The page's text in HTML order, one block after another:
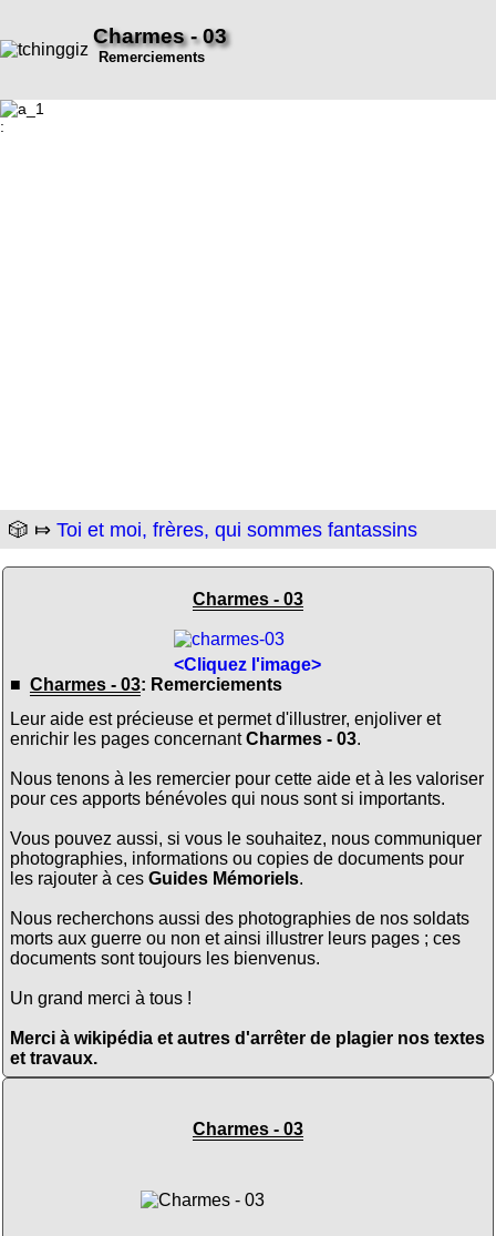
Charmes - 03
Remerciements
:
🎲 ⤇ Toi et moi, frères, qui sommes fantassins
Charmes - 03
<Cliquez l'image>
■ Charmes - 03: Remerciements
Leur aide est précieuse et permet d'illustrer, enjoliver et
enrichir les pages concernantCharmes - 03.
Nous tenons à les remercier pour cette aide et à les valoriser
pour ces apports bénévoles qui nous sont si importants.
Vous pouvez aussi, si vous le souhaitez, nous communiquer
photographies, informations ou copies de documents pour
les rajouter à ces Guides Mémoriels.
Nous recherchons aussi des photographies de nos soldats
morts aux guerre ou non et ainsi illustrer leurs pages ; ces
documents sont toujours les bienvenus.
Un grand merci à tous !
Merci à wikipédia et autres d'arrêter de plagier nos textes
et travaux.
Charmes - 03